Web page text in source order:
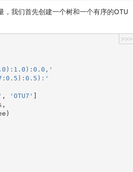
我们首先创建一个树和一个有序的OTU
>>>
, 'OTU7' ]
,
)